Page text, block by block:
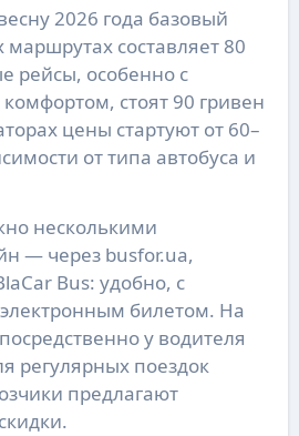
2026 года базовый
составляет 80
рейсы, особенно с
стоят 90 гривен
цены стартуют от 60–
от типа автобуса и
несколькими
— через busfor.ua,
Bus: удобно, с
билетом. На
у водителя
поездок
предлагают